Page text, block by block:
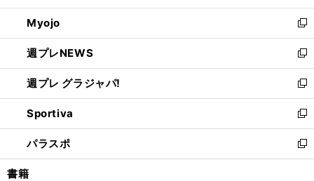
開
く
ウ
で
開
く
ン
ド
ウ
で
開
く
ウ
ィ
ン
ド
ウ
で
開
く
Myojo
新
し
い
ウ
ィ
ン
ド
ウ
で
開
週プレNEWS
新
し
い
ウ
ィ
ン
ド
ウ
週プレ グラジャパ!
新
し
い
ウ
ィ
ン
Sportiva
新
し
い
ウ
パラスポ
新
し
書籍